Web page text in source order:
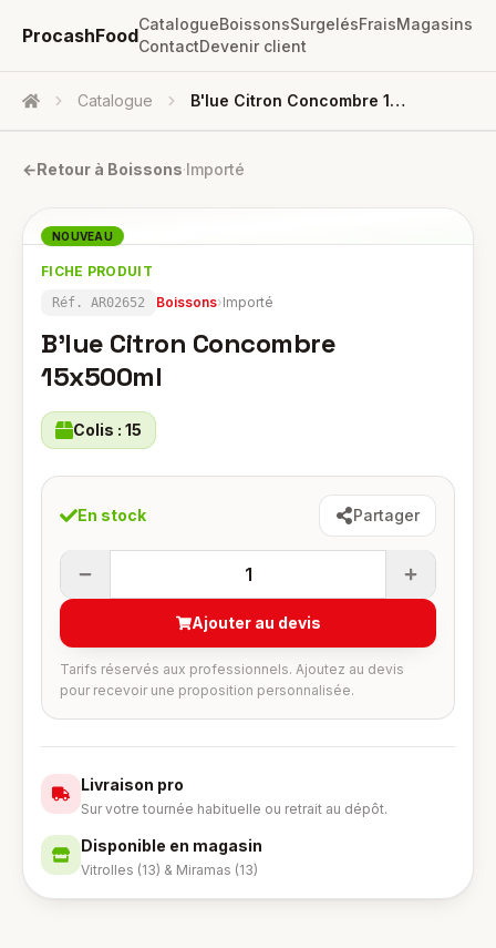
ProcashFood
CatalogueBoissonsSurgelésFraisMagasins
ContactDevenir client
Accueil Catalogue B'lue Citron Concombre 15x500ml
←Retour à Boissons·Importé
NOUVEAU
FICHE PRODUIT
Réf. AR02652 Boissons›Importé
B'lue Citron Concombre
15x500ml
Colis : 15
En stock Partager
1
Ajouter au devis
Tarifs réservés aux professionnels. Ajoutez au devis
pour recevoir une proposition personnalisée.
Livraison pro
Sur votre tournée habituelle ou retrait au dépôt.
Disponible en magasin
Vitrolles (13) & Miramas (13)